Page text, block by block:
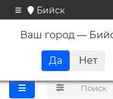
Бийск
Ваш город —